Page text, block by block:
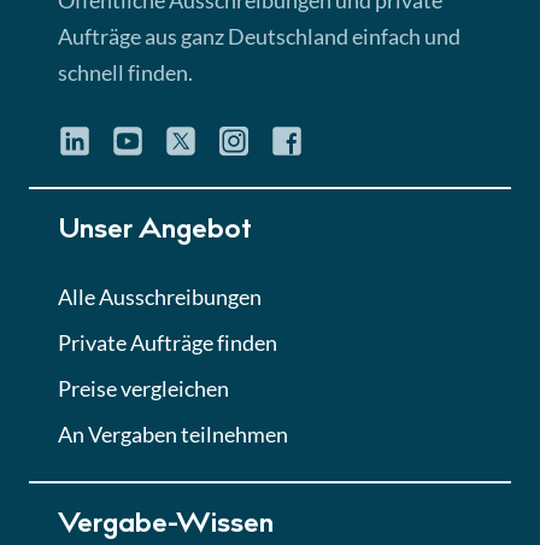
► 4:31 Min
Quiz
Eignung im Vergabeverfahren
Lektion 6
Abgabe von Angeboten
Lektion
Lektion 7
Finales Quiz
Aufträge aus ganz Deutschland einfach und
schnell finden.
Unser Angebot
Alle Ausschreibungen
Private Aufträge finden
Preise vergleichen
An Vergaben teilnehmen
Vergabe-Wissen